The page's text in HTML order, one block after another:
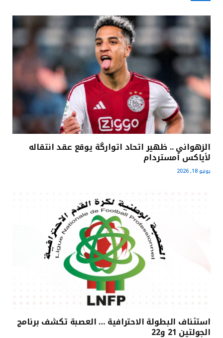
الزهواني .. ظهير اتحاد اتوارگة يوقع عقد انتقاله
لأياكس أمستردام
يونيو 18, 2026
استئناف البطولة الاحترافية … العصبة تكشف برنامج
الجولتين 21 و22